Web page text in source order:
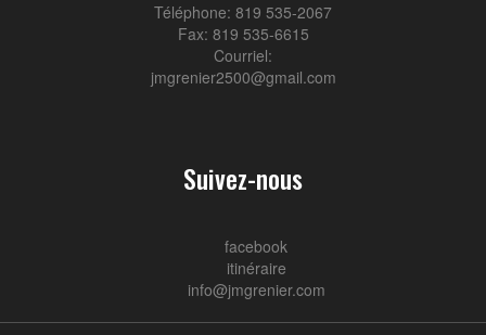
Téléphone: 819 535-2067
Fax: 819 535-6615
Courriel:
jmgrenier2500@gmail.com
Suivez-nous
facebook
itinéraire
info@jmgrenier.com